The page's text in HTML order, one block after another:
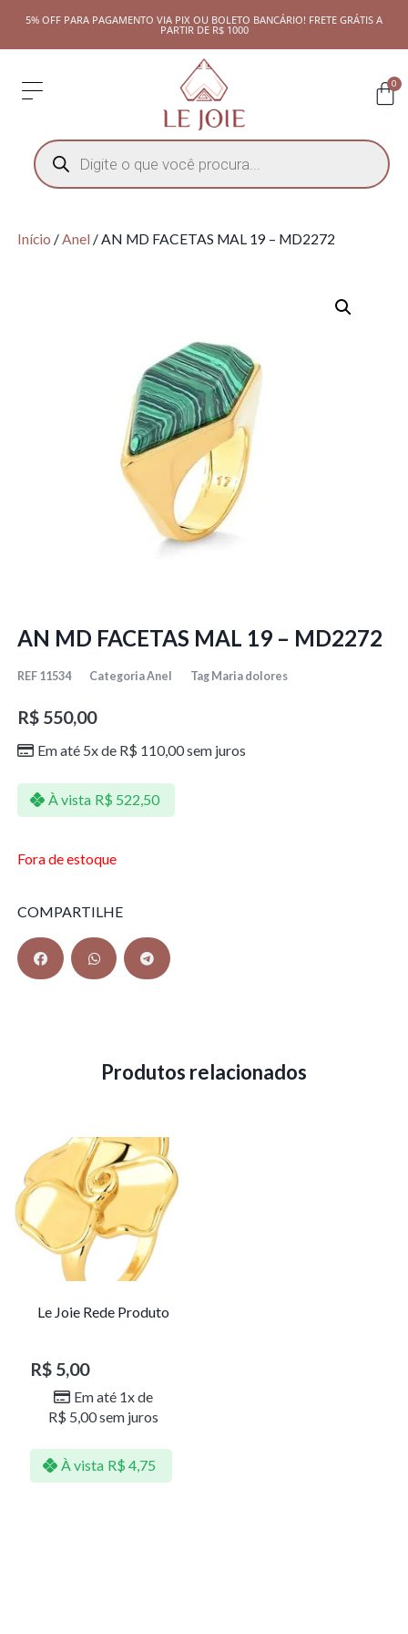
5% OFF PARA PAGAMENTO VIA PIX OU BOLETO BANCÁRIO! FRETE GRÁTIS A
PARTIR DE R$ 1000
0
Início /Anel / AN MD FACETAS MAL 19 – MD2272
AN MD FACETAS MAL 19 – MD2272
REF 11534 CategoriaAnel Tag Maria dolores
R$550,00
Em até 5x de R$ 110,00sem juros
À vista R$ 522,50
Fora de estoque
COMPARTILHE
Produtos relacionados
Le Joie Rede Produto
R$ 5,00
Em até 1x de
R$ 5,00sem juros
À vista R$ 4,75